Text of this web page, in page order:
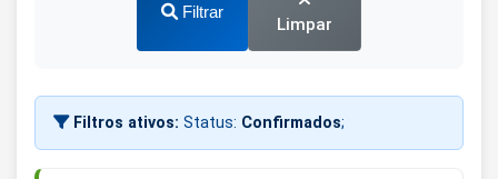
Filtrar
Limpar
Filtros ativos: Status: Confirmados;